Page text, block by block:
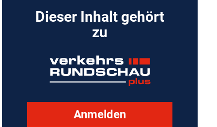
Dieser Inhalt gehört
zu
Anmelden